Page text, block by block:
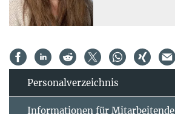
Personal­verzeichnis
Informationen für Mitarbeitende